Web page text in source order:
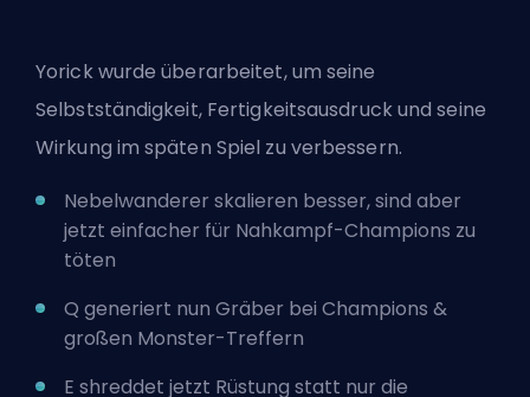
Yorick wurde überarbeitet, um seine
Selbstständigkeit, Fertigkeitsausdruck und seine
Wirkung im späten Spiel zu verbessern.
Nebelwanderer skalieren besser, sind aber
jetzt einfacher für Nahkampf-Champions zu
töten
Q generiert nun Gräber bei Champions &
großen Monster-Treffern
E shreddet jetzt Rüstung statt nur die